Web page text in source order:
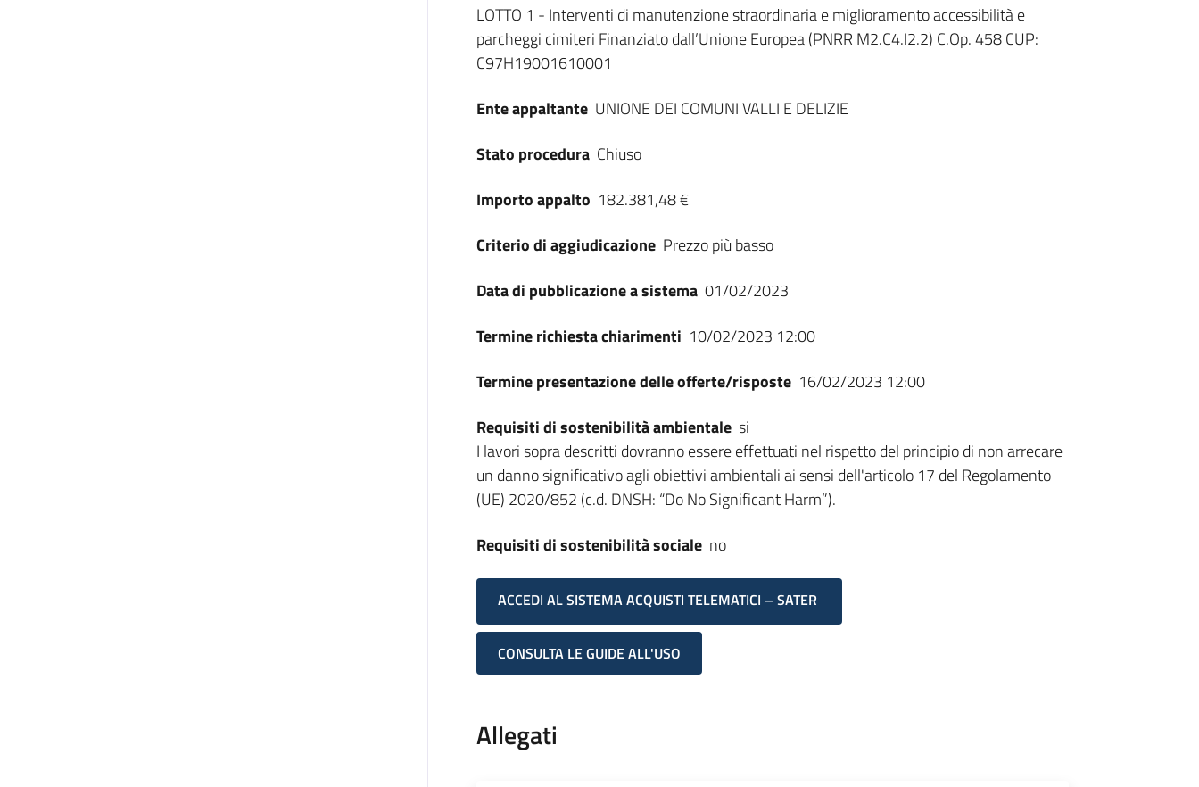
Dati del bando
LOTTO 1 - Interventi di manutenzione straordinaria e miglioramento accessibilità e
parcheggi cimiteri Finanziato dall’Unione Europea (PNRR M2.C4.I2.2) C.Op. 458 CUP:
C97H19001610001
Ente appaltante UNIONE DEI COMUNI VALLI E DELIZIE
Stato procedura Chiuso
Importo appalto 182.381,48 €
Criterio di aggiudicazione Prezzo più basso
Data di pubblicazione a sistema 01/02/2023
Termine richiesta chiarimenti 10/02/2023 12:00
Termine presentazione delle offerte/risposte 16/02/2023 12:00
Requisiti di sostenibilità ambientale si
I lavori sopra descritti dovranno essere effettuati nel rispetto del principio di non arrecare
un danno significativo agli obiettivi ambientali ai sensi dell'articolo 17 del Regolamento
(UE) 2020/852 (c.d. DNSH: “Do No Significant Harm”).
Requisiti di sostenibilità sociale no
ACCEDI AL SISTEMA ACQUISTI TELEMATICI – SATER
CONSULTA LE GUIDE ALL'USO
Allegati